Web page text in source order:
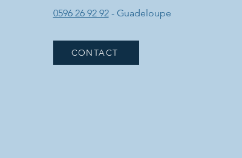
0596 26 92 92- Guadeloupe
CONTACT